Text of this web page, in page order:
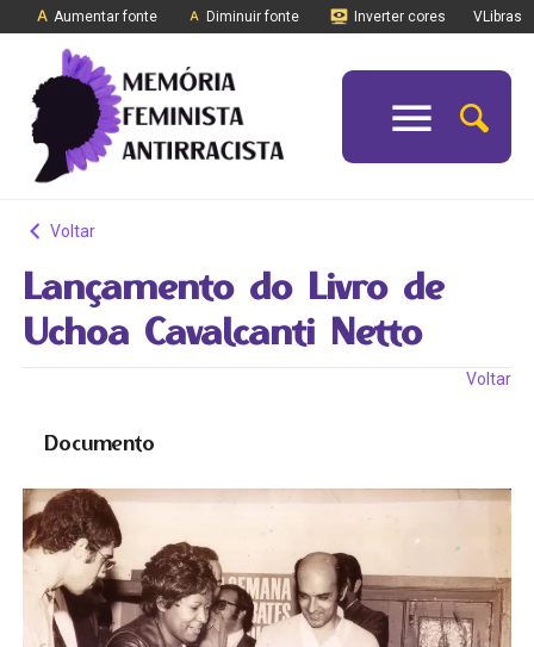
Aumentar fonte Diminuir fonte Inverter cores VLibras
Voltar
Lançamento do Livro de
Uchoa Cavalcanti Netto
Voltar
Documento